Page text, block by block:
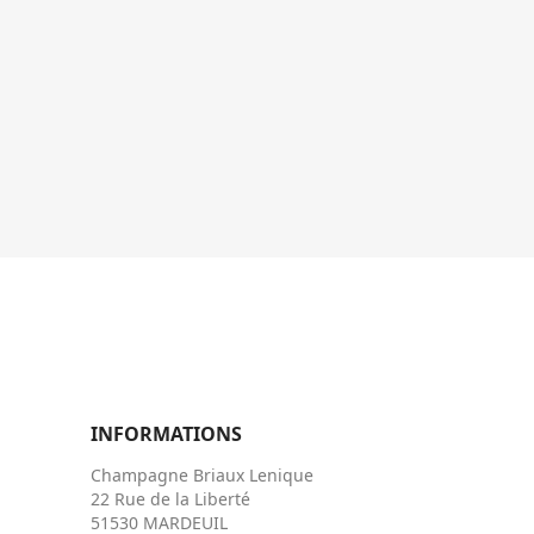
INFORMATIONS
Champagne Briaux Lenique
22 Rue de la Liberté
51530 MARDEUIL